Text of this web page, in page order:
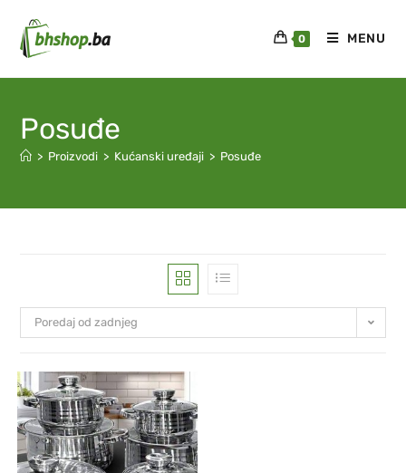
0 MENU
Posuđe
> Proizvodi > Kućanski uređaji > Posuđe
Poredaj od zadnjeg